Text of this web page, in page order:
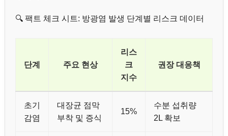
🔍 팩트 체크 시트: 방광염 발생 단계별 리스크 데이터
단계 주요 현상
리스
크
지수
권장 대응책
초기
감염
대장균 점막
부착 및 증식
15%
수분 섭취량
2L 확보